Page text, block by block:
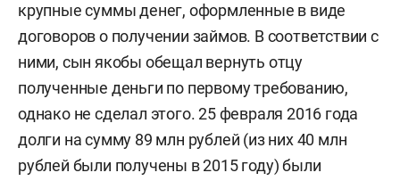
крупные суммы денег, оформленные в виде
договоров о получении займов. В соответствии с
ними, сын якобы обещал вернуть отцу
полученные деньги по первому требованию,
однако не сделал этого. 25 февраля 2016 года
долги на сумму 89 млн рублей (из них 40 млн
рублей были получены в 2015 году) были